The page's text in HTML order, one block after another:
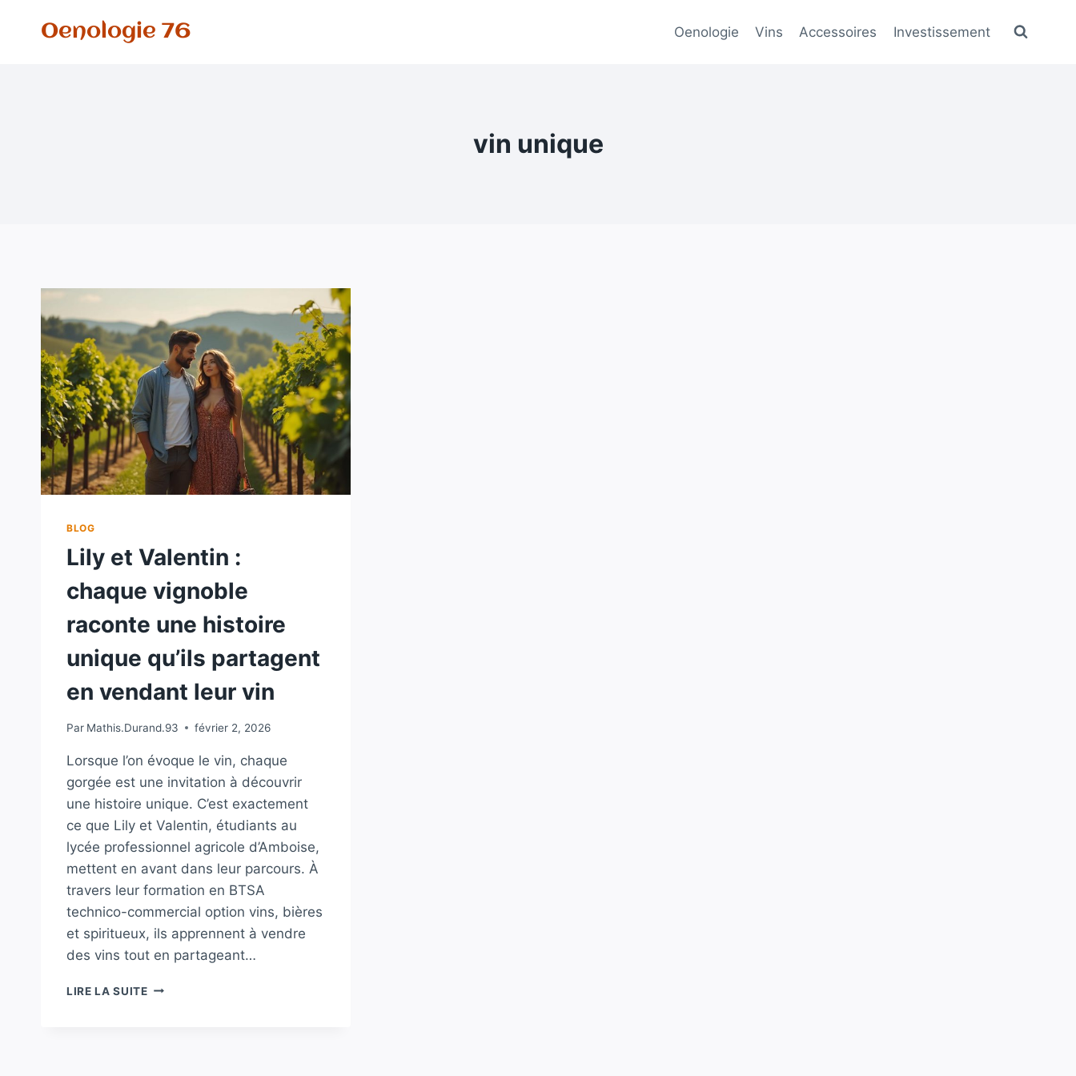
Oenologie 76 Oenologie Vins Accessoires Investissement
vin unique
BLOG
Lily et Valentin :
chaque vignoble
raconte une histoire
unique qu’ils partagent
en vendant leur vin
Par Mathis.Durand.93 février 2, 2026
Lorsque l’on évoque le vin, chaque
gorgée est une invitation à découvrir
une histoire unique. C’est exactement
ce que Lily et Valentin, étudiants au
lycée professionnel agricole d’Amboise,
mettent en avant dans leur parcours. À
travers leur formation en BTSA
technico-commercial option vins, bières
et spiritueux, ils apprennent à vendre
des vins tout en partageant…
LIRE LA SUITELILY